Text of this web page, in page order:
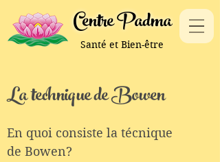
Centre Padma
Santé et Bien-être
La technique de Bowen
En quoi consiste la técnique
de Bowen?